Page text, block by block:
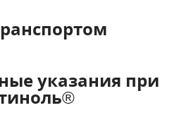
указания при